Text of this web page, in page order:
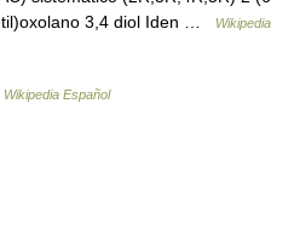
3,4 diol Iden …
Wikipedia
Wikipedia Español